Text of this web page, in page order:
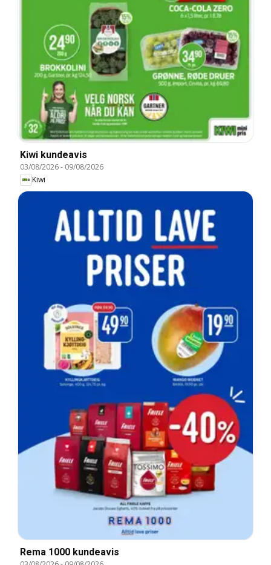
Kiwi kundeavis
03/08/2026- 09/08/2026
Kiwi
Rema 1000 kundeavis